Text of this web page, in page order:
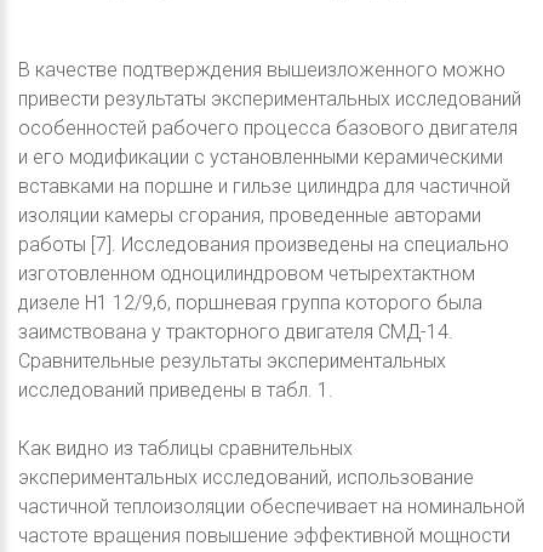
В качестве подтверждения вышеизложенного можно
привести результаты экспериментальных исследований
особенностей рабочего процесса базового двигателя
и его модификации с установленными керамическими
вставками на поршне и гильзе цилиндра для частичной
изоляции камеры сгорания, проведенные авторами
работы [7]. Исследования произведены на специально
изготовленном одноцилиндровом четырехтактном
дизеле H1 12/9,6, поршневая группа которого была
заимствована у тракторного двигателя СМД-14.
Сравнительные результаты экспериментальных
исследований приведены в табл. 1.
Как видно из таблицы сравнительных
экспериментальных исследований, использование
частичной теплоизоляции обеспечивает на номинальной
частоте вращения повышение эффективной мощности